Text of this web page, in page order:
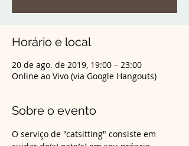
Horário e local
20 de ago. de 2019, 19:00 – 23:00
Online ao Vivo (via Google Hangouts)
Sobre o evento
O serviço de "catsitting" consiste em